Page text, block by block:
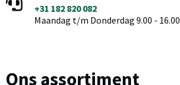
+31 182 820 082
Maandag t/m Donderdag 9.00 - 16.00
Ons assortiment